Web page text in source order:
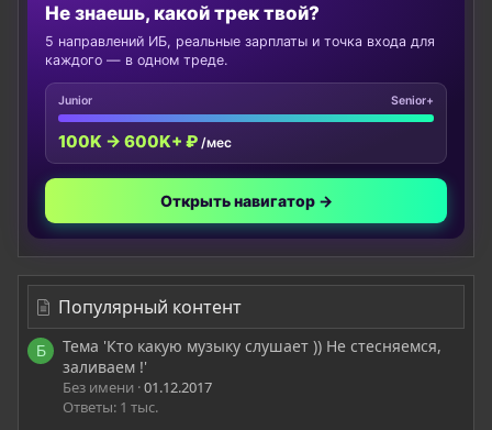
Не знаешь, какой трек твой?
5 направлений ИБ, реальные зарплаты и точка входа для
каждого — в одном треде.
Junior Senior+
100K → 600K+ ₽ /мес
Открыть навигатор →
Популярный контент
Б
Тема 'Кто какую музыку слушает )) Не стесняемся,
заливаем !'
Без имени 01.12.2017
Ответы: 1 тыс.